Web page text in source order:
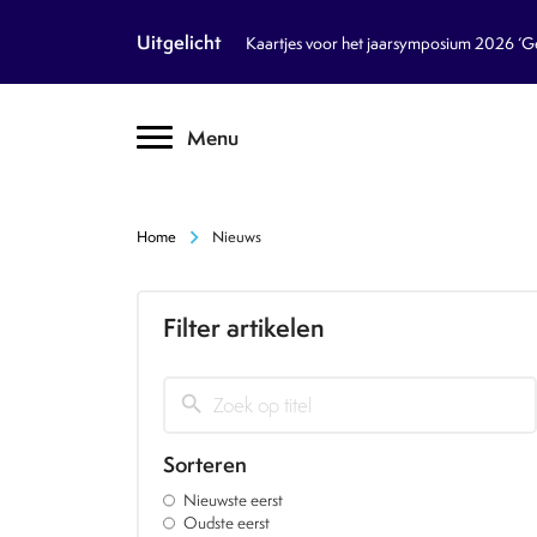
Uitgelicht Kaartjes voor het jaarsymposium 2026
Menu
Nieuws
inventory_2 Dossiers chevron_right
text_format Encyclopedie
textsms Over Ons
call Contact
Home chevron_right Nieuws
Filter artikelen
search
Sorteren
Nieuwste eerst
Oudste eerst